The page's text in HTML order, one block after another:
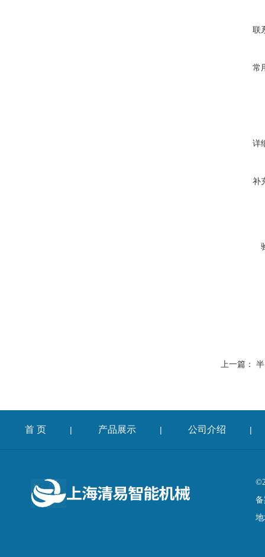
联
常
详
补
上一篇：
首 页 | 产品展示 | 公司介绍 |
备